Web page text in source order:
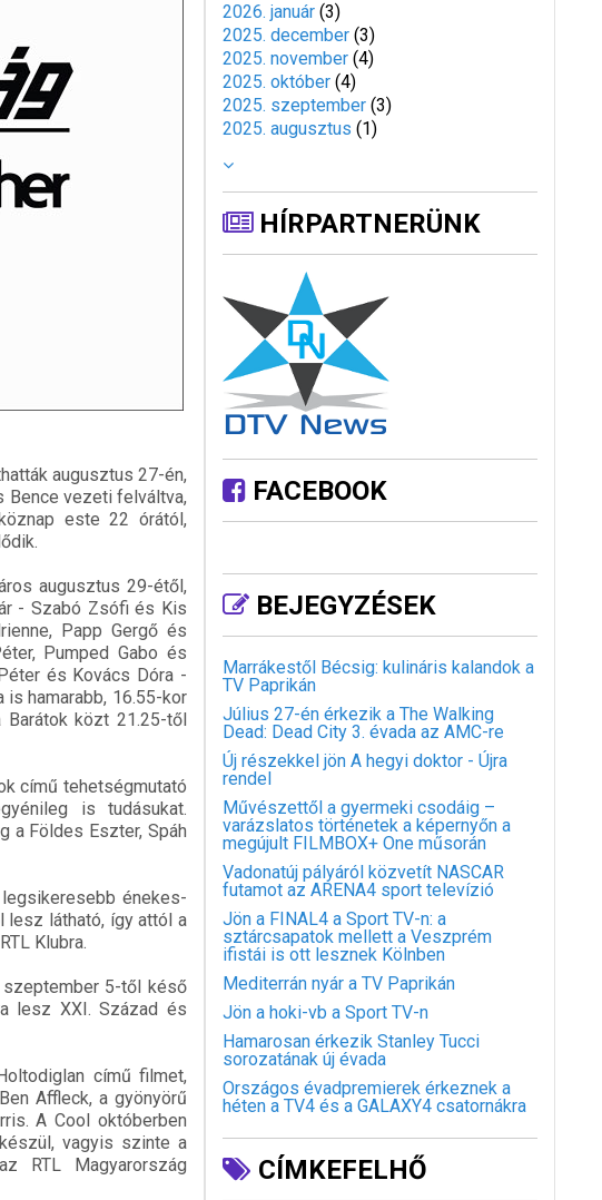
augusztus 27-én,
Bence vezeti felváltva,
este 22 órától,
augusztus 29-étől,
- Szabó Zsófi és Kis
Papp Gergő és
Pumped Gabo és
és Kovács Dóra -
hamarabb, 16.55-kor
Barátok közt 21.25-től
című tehetségmutató
is tudásukat.
a Földes Eszter, Spáh
énekes-
lesz látható, így attól a
Klubra.
szeptember 5-től késő
lesz XXI. Század és
című filmet,
Affleck, a gyönyörű
A Cool októberben
vagyis szinte a
RTL Magyarország
2026. január (3)
2025. december (3)
2025. november (4)
2025. október (4)
2025. szeptember (3)
2025. augusztus (1)
HÍRPARTNERÜNK
FACEBOOK
BEJEGYZÉSEK
Marrákestől Bécsig: kulináris kalandok a
TV Paprikán
Július 27-én érkezik a The Walking
Dead: Dead City 3. évada az AMC-re
Új részekkel jön A hegyi doktor - Újra
rendel
Művészettől a gyermeki csodáig –
varázslatos történetek a képernyőn a
megújult FILMBOX+ One műsorán
Vadonatúj pályáról közvetít NASCAR
futamot az ARENA4 sport televízió
Jön a FINAL4 a Sport TV-n: a
sztárcsapatok mellett a Veszprém
ifistái is ott lesznek Kölnben
Mediterrán nyár a TV Paprikán
Jön a hoki-vb a Sport TV-n
Hamarosan érkezik Stanley Tucci
sorozatának új évada
Országos évadpremierek érkeznek a
héten a TV4 és a GALAXY4 csatornákra
CÍMKEFELHŐ